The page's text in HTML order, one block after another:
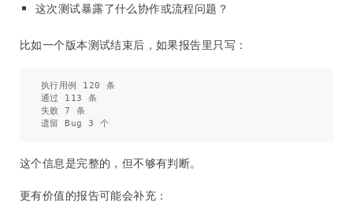
这次测试暴露了什么协作或流程问题？
比如一个版本测试结束后，如果报告里只写：
执行用例 120 条
通过 113 条
失败 7 条
这个信息是完整的，但不够有判断。
更有价值的报告可能会补充：